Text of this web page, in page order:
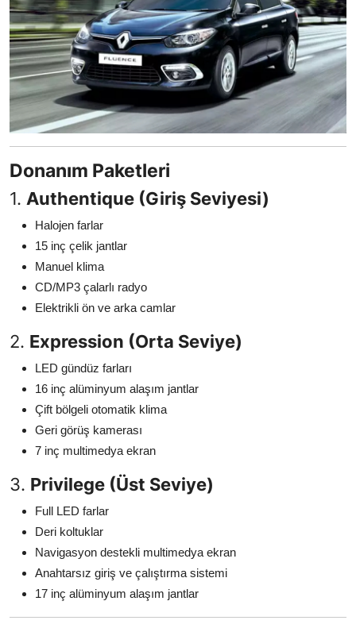
Donanım Paketleri
1. Authentique (Giriş Seviyesi)
Halojen farlar
15 inç çelik jantlar
Manuel klima
CD/MP3 çalarlı radyo
Elektrikli ön ve arka camlar
2. Expression (Orta Seviye)
LED gündüz farları
16 inç alüminyum alaşım jantlar
Çift bölgeli otomatik klima
Geri görüş kamerası
7 inç multimedya ekran
3. Privilege (Üst Seviye)
Full LED farlar
Deri koltuklar
Navigasyon destekli multimedya ekran
Anahtarsız giriş ve çalıştırma sistemi
17 inç alüminyum alaşım jantlar